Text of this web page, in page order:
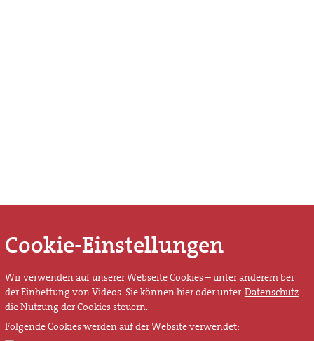
Cookie-Einstellungen
Wir verwenden auf unserer Webseite Cookies – unter anderem bei
der Einbettung von Videos. Sie können hier oder unter Datenschutz
die Nutzung der Cookies steuern.
Folgende Cookies werden auf der Website verwendet: